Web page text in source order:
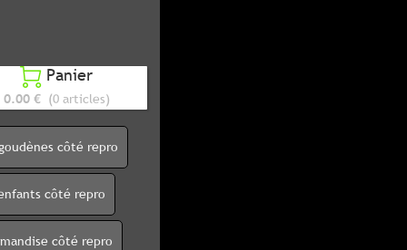
 Panier
0.00 € (0 articles)
côté repro
côté repro
côté repro